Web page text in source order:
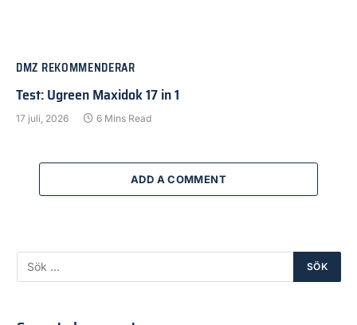
DMZ REKOMMENDERAR
Test: Ugreen Maxidok 17 in 1
17 juli, 2026 6 Mins Read
ADD A COMMENT